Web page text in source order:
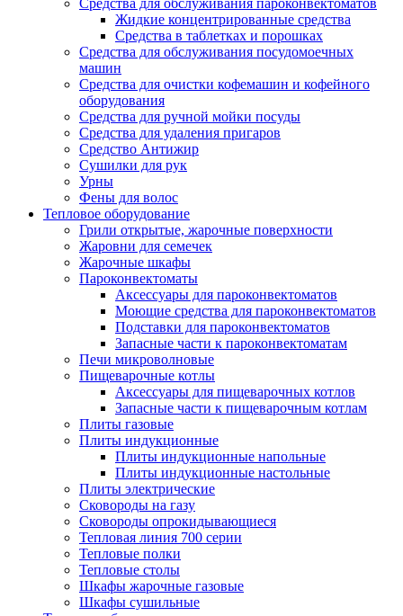
Средства для обслуживания пароконвектоматов
Жидкие концентрированные средства
Средства в таблетках и порошках
Средства для обслуживания посудомоечных
машин
Средства для очистки кофемашин и кофейного
оборудования
Средства для ручной мойки посуды
Средства для удаления пригаров
Средство Антижир
Сушилки для рук
Урны
Фены для волос
Тепловое оборудование
Грили открытые, жарочные поверхности
Жаровни для семечек
Жарочные шкафы
Пароконвектоматы
Аксессуары для пароконвектоматов
Моющие средства для пароконвектоматов
Подставки для пароконвектоматов
Запасные части к пароконвектоматам
Печи микроволновые
Пищеварочные котлы
Аксессуары для пищеварочных котлов
Запасные части к пищеварочным котлам
Плиты газовые
Плиты индукционные
Плиты индукционные напольные
Плиты индукционные настольные
Плиты электрические
Сковороды на газу
Сковороды опрокидывающиеся
Тепловая линия 700 серии
Тепловые полки
Тепловые столы
Шкафы жарочные газовые
Шкафы сушильные